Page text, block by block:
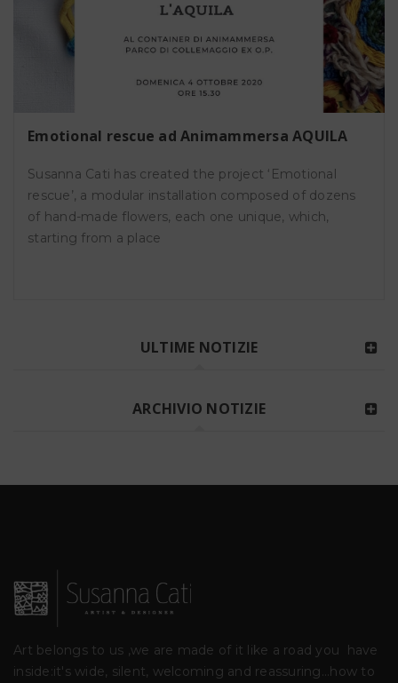
Emotional rescue ad Animammersa AQUILA
Susanna Cati has created the project ‘Emotional
rescue’, a modular installation composed of dozens
of hand-made flowers, each one unique, which,
starting from a place
ULTIME NOTIZIE
ARCHIVIO NOTIZIE
Art belongs to us ,we are made of it like a road you
have
inside:it's wide, silent, welcoming and reassuring...how to